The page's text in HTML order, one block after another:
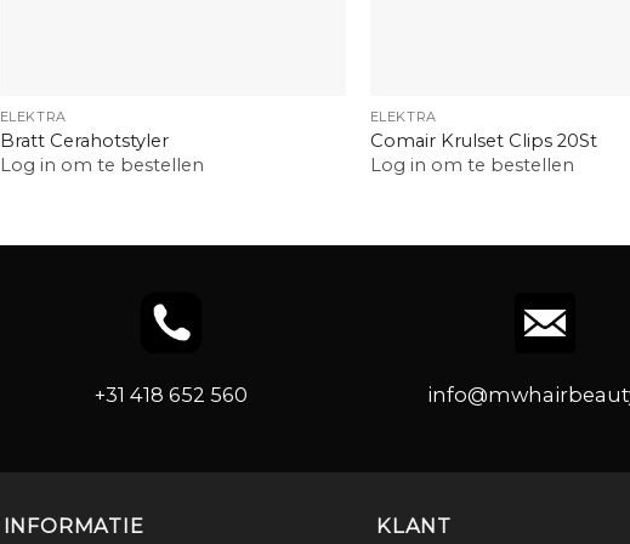
ELEKTRA
Bratt Cerahotstyler
Log in om te bestellen
ELEKTRA
Comair Krulset Clips 20St
Log in om te bestellen
+31 418 652 560
INFORMATIE KLANT